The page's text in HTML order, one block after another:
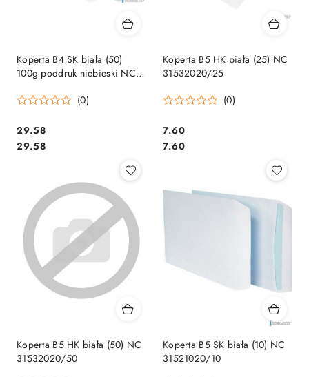
Koperta B4 SK biała (50)
100g poddruk niebieski NC
(0)
Cena:
29.58
Cena:
29.58
Koperta B5 HK biała (25) NC
31532020/25
(0)
Cena:
7.60
Cena:
7.60
Koperta B5 HK biała (50) NC
31532020/50
Koperta B5 SK biała (10) NC
31521020/10